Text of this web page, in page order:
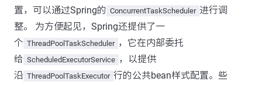
置，可以通过Spring的 ConcurrentTaskScheduler 进行调
整。 为方便起见，Spring还提供了一
个 ThreadPoolTaskScheduler ，它在内部委托
给 ScheduledExecutorService ，以提供
沿 ThreadPoolTaskExecutor 行的公共bean样式配置。些